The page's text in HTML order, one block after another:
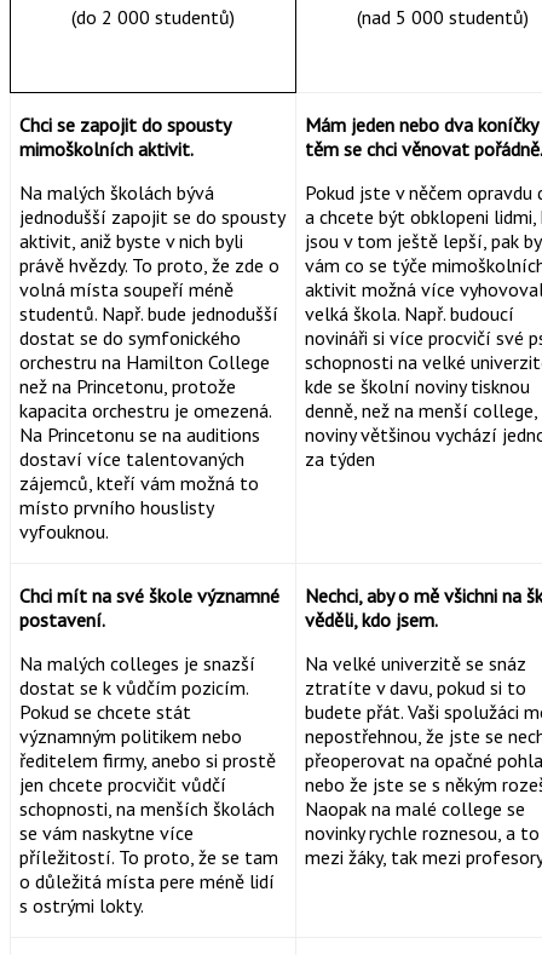
(do 2 000 studentů)
(nad 5 000 studentů)
Chci se zapojit do spousty
mimoškolních aktivit.
Na malých školách bývá
jednodušší zapojit se do spousty
aktivit, aniž byste v nich byli
právě hvězdy. To proto, že zde o
volná místa soupeří méně
studentů. Např. bude jednodušší
dostat se do symfonického
orchestru na Hamilton College
než na Princetonu, protože
kapacita orchestru je omezená.
Na Princetonu se na auditions
dostaví více talentovaných
zájemců, kteří vám možná to
místo prvního houslisty
vyfouknou.
Mám jeden nebo dva koníčky
těm se chci věnovat
Pokud jste v něčem opravdu
a chcete být obklopeni
jsou v tom ještě lepší, pak by
vám co se týče
aktivit možná více
velká škola. Např. budoucí
novináři si více procvičí své
schopnosti na velké
kde se školní noviny tisknou
denně, než na menší college,
noviny většinou vychází
za týden
Chci mít na své škole významné
postavení.
Na malých colleges je snazší
dostat se k vůdčím pozicím.
Pokud se chcete stát
významným politikem nebo
ředitelem firmy, anebo si prostě
jen chcete procvičit vůdčí
schopnosti, na menších školách
se vám naskytne více
příležitostí. To proto, že se tam
o důležitá místa pere méně lidí
s ostrými lokty.
Nechci, aby o mě všichni na
věděli, kdo jsem.
Na velké univerzitě se snáz
ztratíte v davu, pokud si to
budete přát. Vaši spolužáci
nepostřehnou, že jste se
přeoperovat na opačné
nebo že jste se s někým
Naopak na malé college se
novinky rychle roznesou, a
mezi žáky, tak mezi